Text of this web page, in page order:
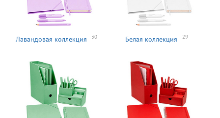
Лавандовая коллекция 30 Белая коллекция 29